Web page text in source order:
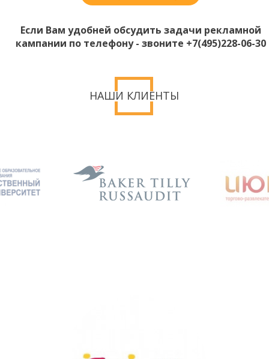
Если Вам удобней обсудить задачи рекламной
кампании по телефону - звоните +7(495)228-06-30
НАШИ КЛИЕНТЫ